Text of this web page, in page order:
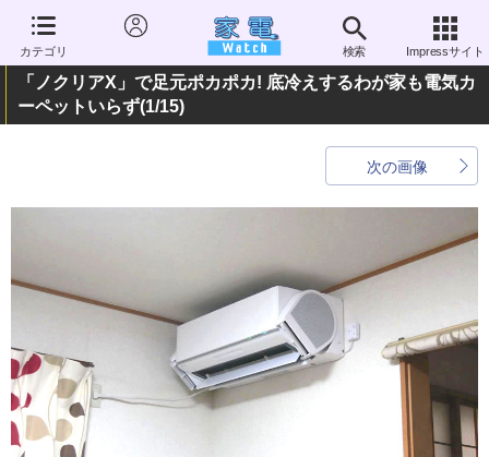
カテゴリ 検索 Impressサイト
「ノクリアX」で足元ポカポカ! 底冷えするわが家も電気カ
ーペットいらず(1/15)
次の画像